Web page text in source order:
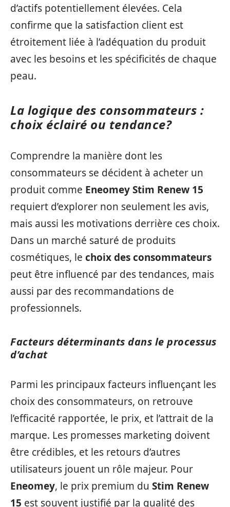
d’actifs potentiellement élevées. Cela
confirme que la satisfaction client est
étroitement liée à l’adéquation du produit
avec les besoins et les spécificités de chaque
peau.
La logique des consommateurs :
choix éclairé ou tendance?
Comprendre la manière dont les
consommateurs se décident à acheter un
produit comme Eneomey Stim Renew 15
requiert d’explorer non seulement les avis,
mais aussi les motivations derrière ces choix.
Dans un marché saturé de produits
cosmétiques, le choix des consommateurs
peut être influencé par des tendances, mais
aussi par des recommandations de
professionnels.
Facteurs déterminants dans le processus
d’achat
Parmi les principaux facteurs influençant les
choix des consommateurs, on retrouve
l’efficacité rapportée, le prix, et l’attrait de la
marque. Les promesses marketing doivent
être crédibles, et les retours d’autres
utilisateurs jouent un rôle majeur. Pour
Eneomey, le prix premium du Stim Renew
15 est souvent justifié par la qualité des